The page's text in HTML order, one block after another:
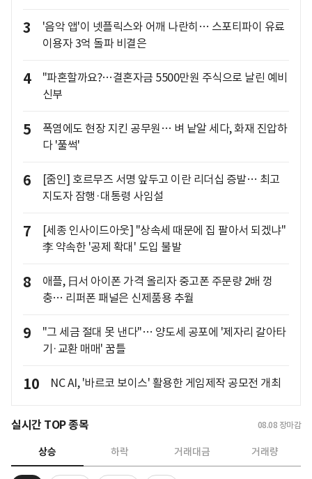
3
'음악 앱'이 넷플릭스와 어깨 나란히… 스포티파이 유료
이용자 3억 돌파 비결은
4
"파혼할까요?…결혼자금 5500만원 주식으로 날린 예비
신부
5
폭염에도 현장 지킨 공무원… 벼 낱알 세다, 화재 진압하
다 '풀썩'
6
[줌인] 호르무즈 서명 앞두고 이란 리더십 증발… 최고
지도자 잠행·대통령 사임설
7
[세종 인사이드아웃] "상속세 때문에 집 팔아서 되겠냐"
李 약속한 '공제 확대' 도입 불발
8
애플, 日서 아이폰 가격 올리자 중고폰 주문량 2배 껑
충… 리퍼폰 패널은 신제품용 추월
9
"그 세금 절대 못 낸다"… 양도세 공포에 '제자리 갈아타
기·교환 매매' 꿈틀
10 NC AI, '바르코 보이스' 활용한 게임제작 공모전 개최
실시간 TOP 종목 08.08 장마감
상승 하락 거래대금 거래량